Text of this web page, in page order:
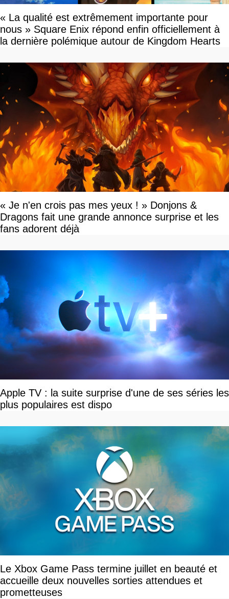
« La qualité est extrêmement importante pour
nous » Square Enix répond enfin officiellement à
la dernière polémique autour de Kingdom Hearts
« Je n'en crois pas mes yeux ! » Donjons &
Dragons fait une grande annonce surprise et les
fans adorent déjà
Apple TV : la suite surprise d'une de ses séries les
plus populaires est dispo
Le Xbox Game Pass termine juillet en beauté et
accueille deux nouvelles sorties attendues et
prometteuses